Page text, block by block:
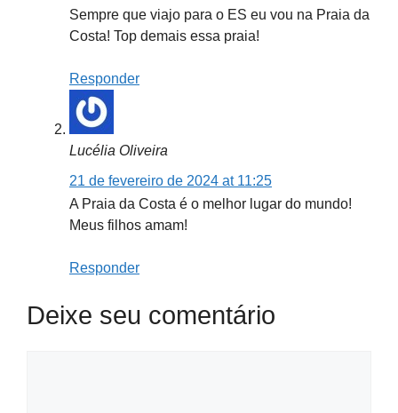
Sempre que viajo para o ES eu vou na Praia da
Costa! Top demais essa praia!
Responder
Lucélia Oliveira
21 de fevereiro de 2024 at 11:25
A Praia da Costa é o melhor lugar do mundo!
Meus filhos amam!
Responder
Deixe seu comentário